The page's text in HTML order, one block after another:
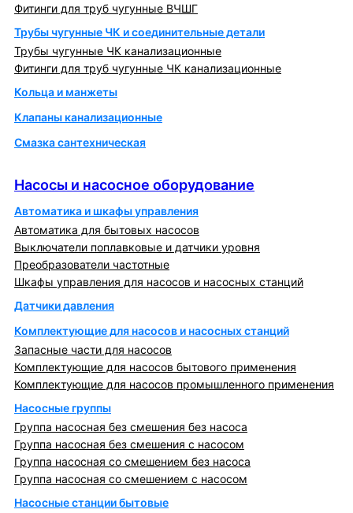
Фитинги для труб чугунные ВЧШГ
Трубы чугунные ЧК и соединительные детали
Трубы чугунные ЧК канализационные
Фитинги для труб чугунные ЧК канализационные
Кольца и манжеты
Клапаны канализационные
Смазка сантехническая
Насосы и насосное оборудование
Автоматика и шкафы управления
Автоматика для бытовых насосов
Выключатели поплавковые и датчики уровня
Преобразователи частотные
Шкафы управления для насосов и насосных станций
Датчики давления
Комплектующие для насосов и насосных станций
Запасные части для насосов
Комплектующие для насосов бытового применения
Комплектующие для насосов промышленного применения
Насосные группы
Группа насосная без смешения без насоса
Группа насосная без смешения с насосом
Группа насосная со смешением без насоса
Группа насосная со смешением с насосом
Насосные станции бытовые